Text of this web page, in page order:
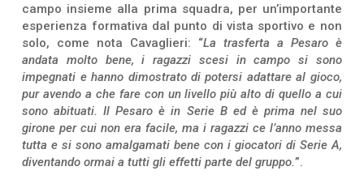
campo insieme alla prima squadra, per un’importante
esperienza formativa dal punto di vista sportivo e non
solo, come nota Cavaglieri: “La trasferta a Pesaro è
andata molto bene, i ragazzi scesi in campo si sono
impegnati e hanno dimostrato di potersi adattare al gioco,
pur avendo a che fare con un livello più alto di quello a cui
sono abituati. Il Pesaro è in Serie B ed è prima nel suo
girone per cui non era facile, ma i ragazzi ce l’anno messa
tutta e si sono amalgamati bene con i giocatori di Serie A,
diventando ormai a tutti gli effetti parte del gruppo.”.